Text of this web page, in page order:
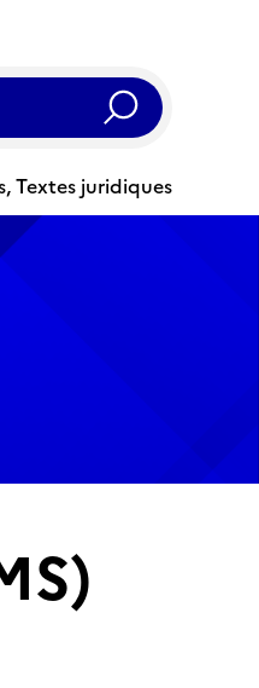
Rechercher
Textes juridiques